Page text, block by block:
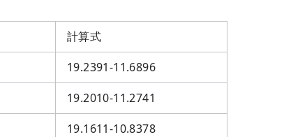
計算式
19.2391-11.6896
19.2010-11.2741
19.1611-10.8378